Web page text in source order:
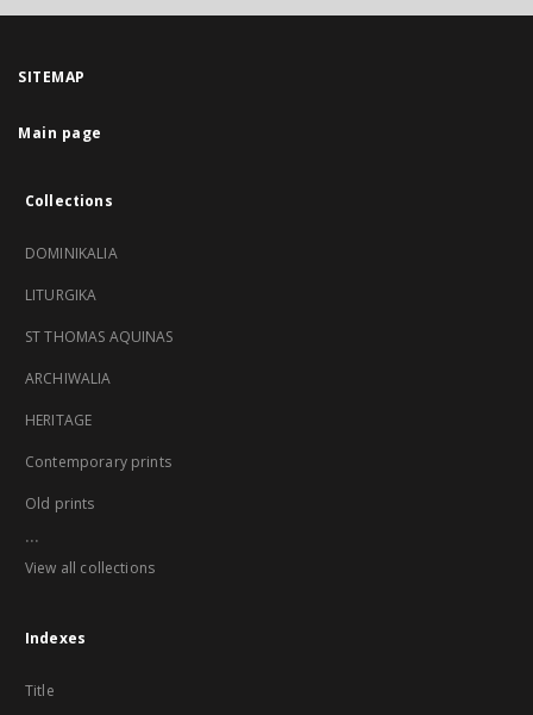
SITEMAP
Main page
Collections
DOMINIKALIA
LITURGIKA
ST THOMAS AQUINAS
ARCHIWALIA
HERITAGE
Contemporary prints
Old prints
...
View all collections
Indexes
Title